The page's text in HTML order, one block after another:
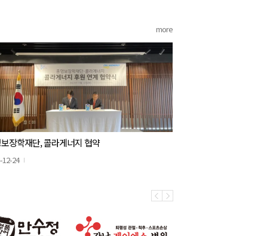
more
장학재단, 콜라게너지 협약
12-24